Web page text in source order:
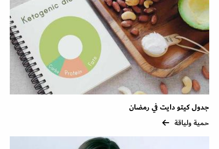
جدول كيتو دايت في رمضان
حمية ولياقة